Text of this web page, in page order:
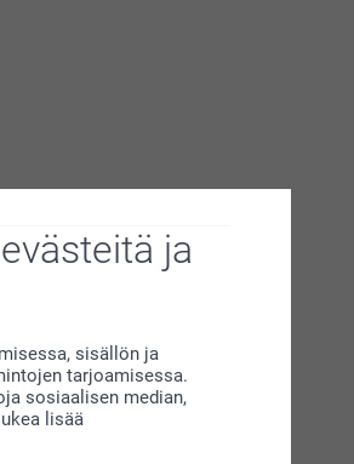
ja
sisällön ja
tarjoamisessa.
sosiaalisen median,
lisää